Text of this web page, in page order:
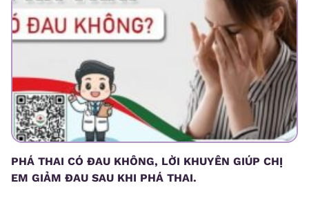
PHÁ THAI CÓ ĐAU KHÔNG, LỜI KHUYÊN GIÚP CHỊ
EM GIẢM ĐAU SAU KHI PHÁ THAI.